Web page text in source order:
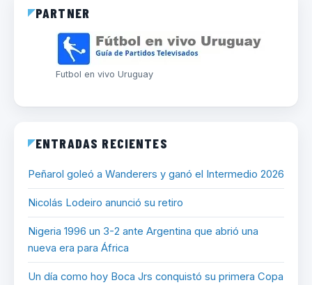
PARTNER
Futbol en vivo Uruguay
ENTRADAS RECIENTES
Peñarol goleó a Wanderers y ganó el Intermedio 2026
Nicolás Lodeiro anunció su retiro
Nigeria 1996 un 3-2 ante Argentina que abrió una
nueva era para África
Un día como hoy Boca Jrs conquistó su primera Copa